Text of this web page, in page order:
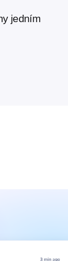
jedním